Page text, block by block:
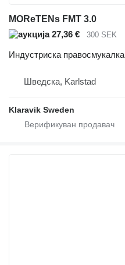
MOReTENs FMT 3.0
27,36 €
300 SEK
Индустриска правосмукалка
Шведска, Karlstad
Klaravik Sweden